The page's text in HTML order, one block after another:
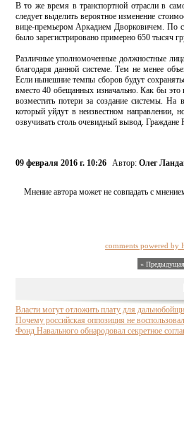
В то же время в транспортной отрасли в
следует выделить вероятное изменение
вице-премьером Аркадием Дворковичем. По
было зарегистрировано примерно 650 тысяч
Различные уполномоченные должностные
благодаря данной системе. Тем не менее
Если нынешние темпы сборов будут
вместо 40 обещанных изначально. Как бы это
возместить потери за создание системы.
который уйдут в неизвестном направлении,
озвучивать столь очевидный вывод.
09 февраля 2016 г. 10:26 Автор: Олег
Мнение автора может не совпадать с
comments powered by
«
Власти могут отложить плату для
Почему российская оппозиция не
Фонд Навального обнародовал секретное